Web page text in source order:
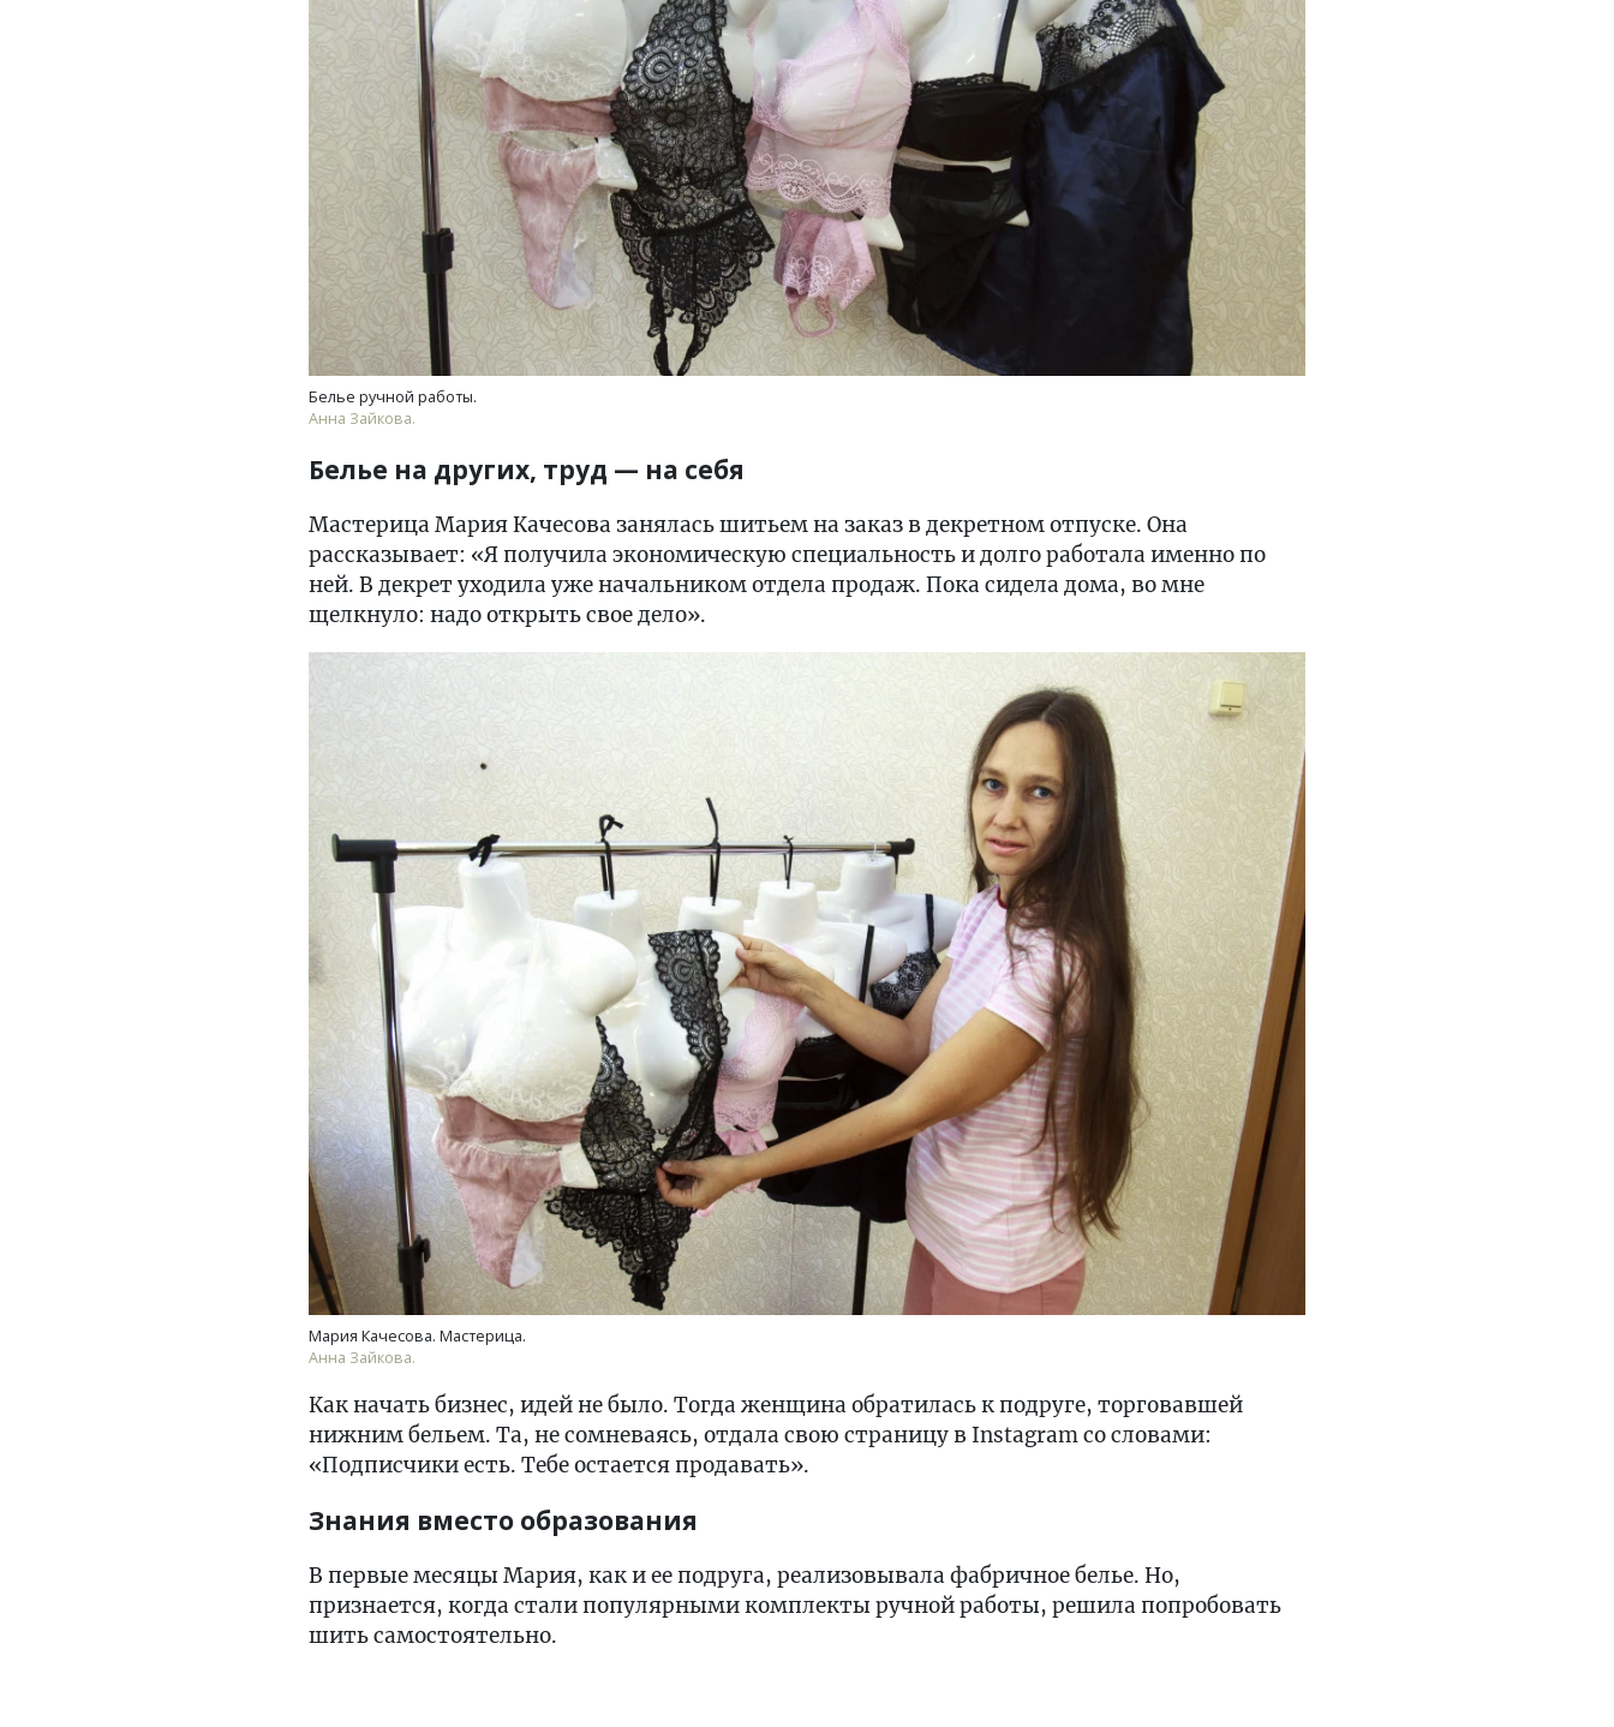
Белье ручной работы.
Анна Зайкова.
Белье на других, труд — на себя
Мастерица Мария Качесова занялась шитьем на заказ в декретном отпуске. Она
рассказывает: «Я получила экономическую специальность и долго работала именно по
ней. В декрет уходила уже начальником отдела продаж. Пока сидела дома, во мне
щелкнуло: надо открыть свое дело».
Мария Качесова. Мастерица.
Анна Зайкова.
Как начать бизнес, идей не было. Тогда женщина обратилась к подруге, торговавшей
нижним бельем. Та, не сомневаясь, отдала свою страницу в Instagram со словами:
«Подписчики есть. Тебе остается продавать».
Знания вместо образования
В первые месяцы Мария, как и ее подруга, реализовывала фабричное белье. Но,
признается, когда стали популярными комплекты ручной работы, решила попробовать
шить самостоятельно.